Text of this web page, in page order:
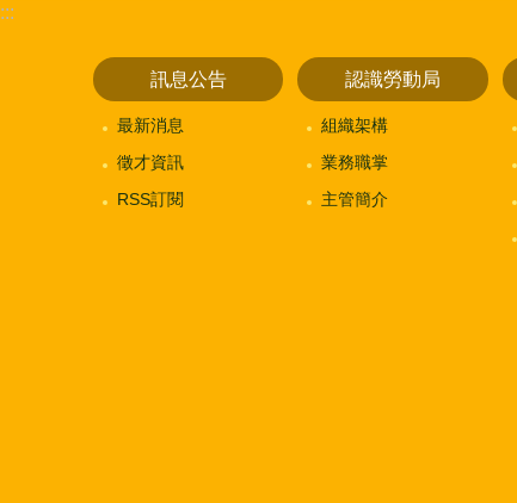
:::
訊息公告
最新消息
徵才資訊
RSS訂閱
認識勞動局
組織架構
業務職掌
主管簡介